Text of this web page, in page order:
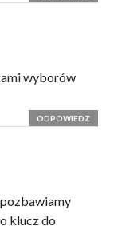
wyborów
ODPOWIEDZ
klucz do